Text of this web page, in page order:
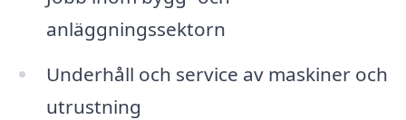
anläggningssektorn
Underhåll och service av maskiner och
utrustning